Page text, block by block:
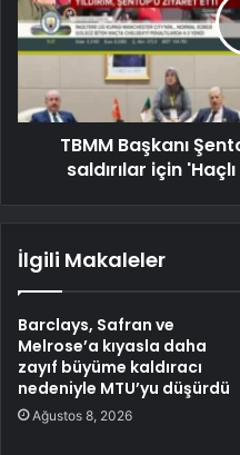
TBMM Başkanı
saldırılar için
İlgili Makaleler
Barclays, Safran ve
Melrose’a kıyasla daha
zayıf büyüme kaldıracı
nedeniyle MTU’yu düşürdü
Ağustos 8, 2026